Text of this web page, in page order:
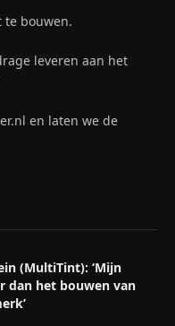
te bouwen.
leveren aan het
en laten we de
(MultiTint): ‘Mijn
dan het bouwen van